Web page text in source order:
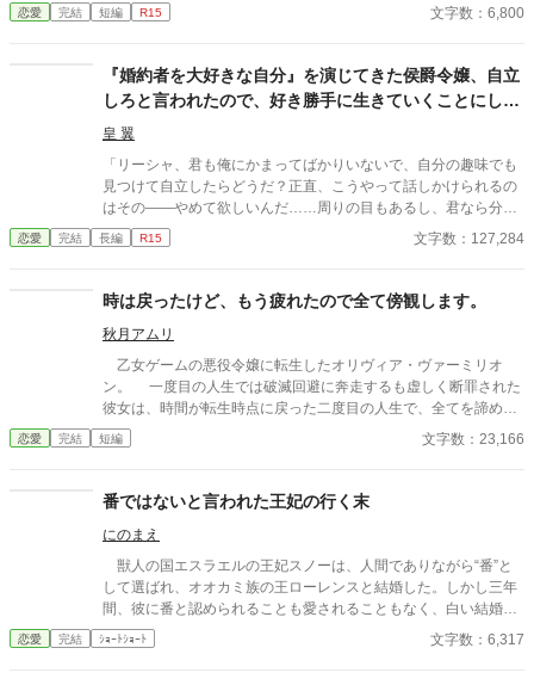
る。 シャノンは断罪を回避するため、リュカとの婚約を円満に解
消しようとするが――。 ※ エブリスタに習作として掲載したもの
恋愛 完結 短編 R15 文字数：6,800
『婚約者を大好きな自分』を演じてきた侯爵令嬢、自立
しろと言われたので、好き勝手に生きていくことにしま
した
皇 翼
「リーシャ、君も俺にかまってばかりいないで、自分の趣味でも
見つけて自立したらどうだ？正直、こうやって話しかけられるの
はその――やめて欲しいんだ……周りの目もあるし、君なら分か
るだろう？」 頭を急に鈍器で殴られたような感覚に陥る一言だっ
た。 彼がチラリと見るのは周囲。2学年上の彼の教室の前であっ
生は一変した――。 ＊＊＊＊＊＊ ※タイトル少し変えました。
・暫く書いていなかったらかなり文体が変わってしまったので、
書き直ししています。 ・トラブル回避のため、完結まで感想欄は
開きません。
恋愛 完結 長編 R15 文字数：127,284
時は戻ったけど、もう疲れたので全て傍観します。
秋月アムリ
乙女ゲームの悪役令嬢に転生したオリヴィア・ヴァーミリオ
ン。 一度目の人生では破滅回避に奔走するも虚しく断罪された
彼女は、時間が転生時点に戻った二度目の人生で、全てを諦めて
いた。 もう疲れた。どうせ無駄なら、せめて断罪の日まで穏や
かに眠って過ごしたい──そう願い、積極的に引きこもり傍観を決
者・セドリック王子が、なぜか彼女に献身的な優しさを見せ、
「今度こそ、私が君を守る」と誓うのだ。 運命に抗う気力さえ
失った令嬢が、思いがけない波乱に巻き込まれていく。全てを諦
めたはずの人生で、彼女を待ち受ける未来とは──
恋愛 完結 短編 文字数：23,166
番ではないと言われた王妃の行く末
にのまえ
獣人の国エスラエルの王妃スノーは、人間でありながら“番”と
して選ばれ、オオカミ族の王ローレンスと結婚した。しかし三年
間、彼に番と認められることも愛されることもなく、白い結婚の
まま冷遇され続ける。 それでも王妃として国に尽くしてきたス
ノーだったが、ある日、ローレンスが別の令嬢レイアーを懐妊さ
恋愛 完結 ｼｮｰﾄｼｮｰﾄ 文字数：6,317